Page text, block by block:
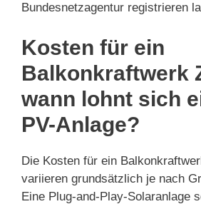
Bundesnetzagentur registrieren
Kosten für ein
Balkonkraftwerk
wann lohnt sich
PV-Anlage?
Die Kosten für ein
variieren grundsätzlich je nach
Eine Plug-and-Play-Solaranlage